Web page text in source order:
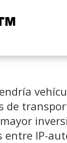
de
entre IP-